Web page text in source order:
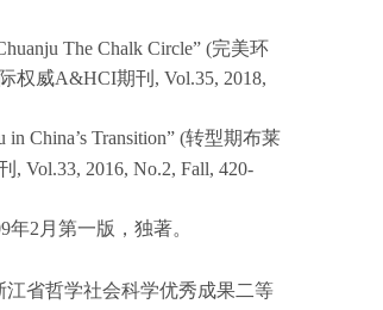
The Chalk Circle” (完美环
权威A&HCI期刊 , Vol.35, 2018,
in China’s Transition” (转型期布莱
, Vol.33, 2016, No.2, Fall, 420-
年2 月第一版，独著。
江省哲学社会科学优秀成果二等